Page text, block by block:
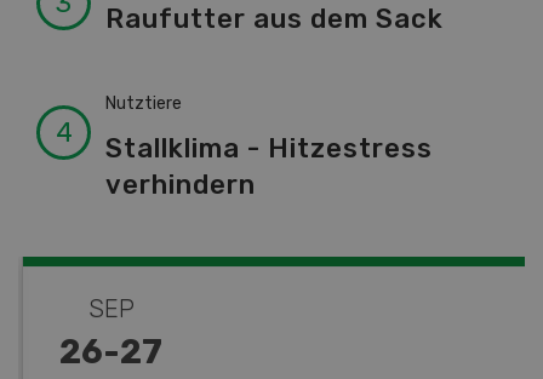
Raufutter aus dem Sack
Nutztiere
Stallklima - Hitzestress
verhindern
SEP
26-27